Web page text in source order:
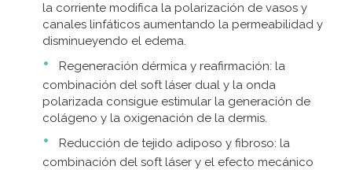
la corriente modifica la polarización de vasos y
canales linfáticos aumentando la permeabilidad y
disminueyendo el edema.
Regeneración dérmica y reafirmación: la
combinación del soft láser dual y la onda
polarizada consigue estimular la generación de
colágeno y la oxigenación de la dermis.
Reducción de tejido adiposo y fibroso: la
combinación del soft láser y el efecto mecánico